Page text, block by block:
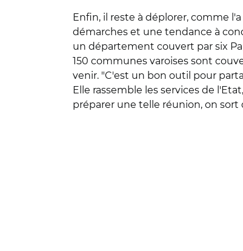
Enfin, il reste à déplorer, comme
démarches et une tendance à
un département couvert par six
150 communes varoises sont
venir. "C'est un bon outil pour
Elle rassemble les services de
préparer une telle réunion, on